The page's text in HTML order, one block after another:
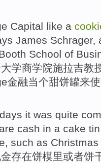
Capital like a
James Schrager,
School of
大学商学院施拉吉教
金融当个甜饼罐来
days it was quite
cash in a cake
, such as Christmas
存在饼模里或者饼